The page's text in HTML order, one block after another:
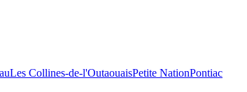
Les Collines-de-l'OutaouaisPetite NationPontiac